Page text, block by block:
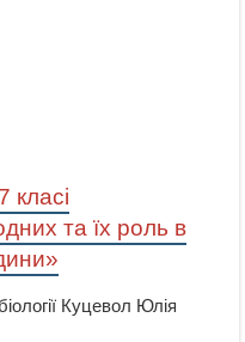
класі
та їх роль в
Куцевол Юлія